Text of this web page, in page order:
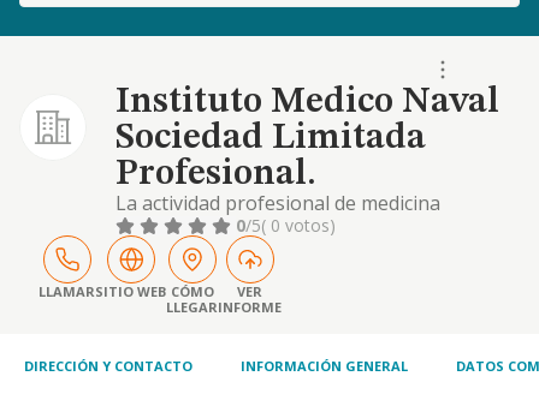
Instituto Medico Naval
Sociedad Limitada
Profesional.
La actividad profesional de medicina
especializada y la actividad profesional de
consulta médica particular de cirugía
0/5( 0 votos)
LLAMARSITIO WEB CÓMO
LLEGAR
VER
INFORME
DIRECCIÓN Y CONTACTO INFORMACIÓN GENERAL DATOS